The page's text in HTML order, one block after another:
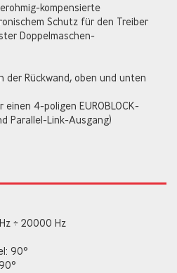
kompensierte
Schutz für den Treiber
Doppelmaschen-
der Rückwand, oben und unten
4-poligen EUROBLOCK-
Parallel-Link-Ausgang)
÷ 20000 Hz
90°